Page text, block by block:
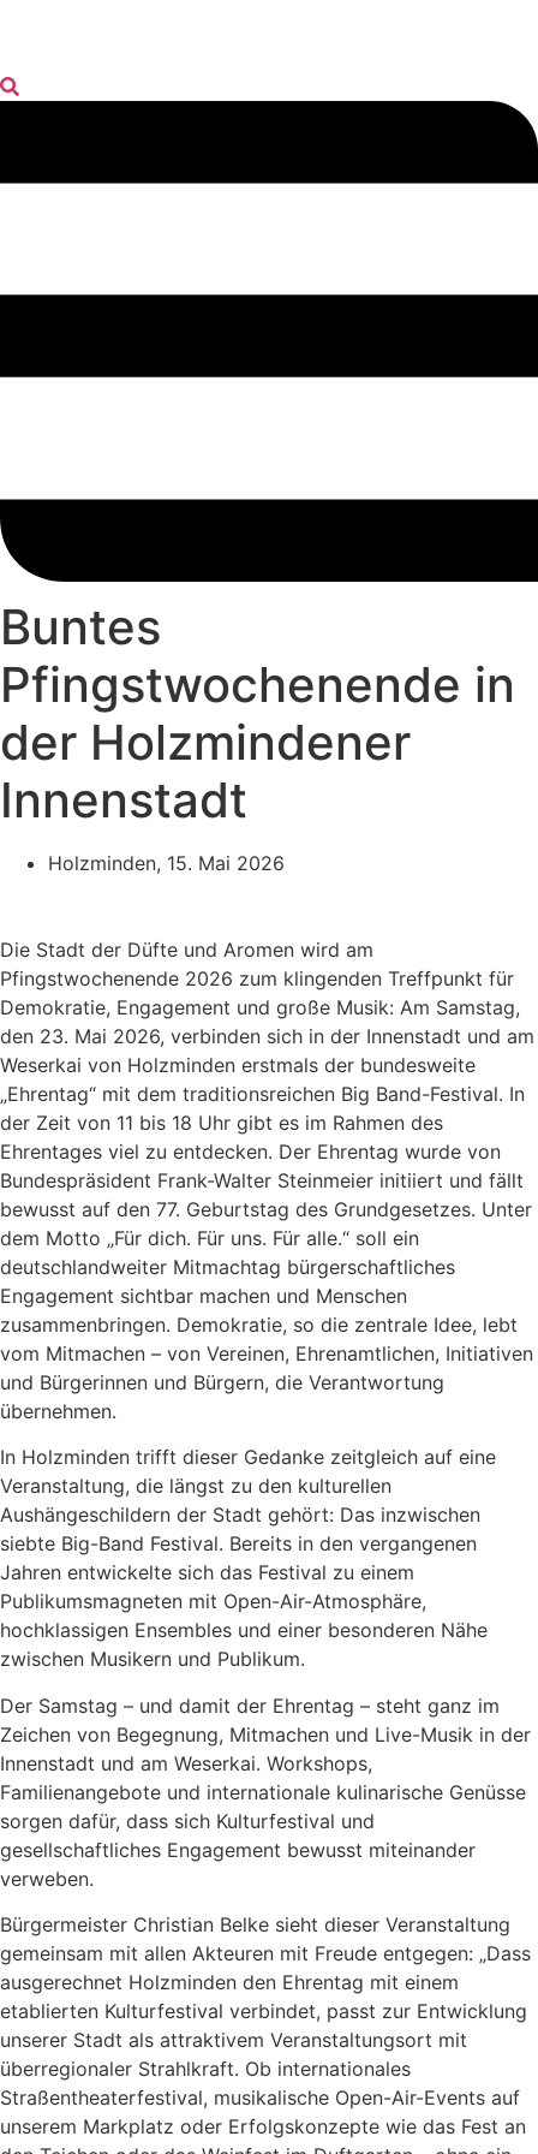
Buntes
Pfingstwochenende in
der Holzmindener
Innenstadt
Holzminden, 15. Mai 2026
Die Stadt der Düfte und Aromen wird am
Pfingstwochenende 2026 zum klingenden Treffpunkt für
Demokratie, Engagement und große Musik: Am Samstag,
den 23. Mai 2026, verbinden sich in der Innenstadt und am
Weserkai von Holzminden erstmals der bundesweite
„Ehrentag“ mit dem traditionsreichen Big Band-Festival. In
der Zeit von 11 bis 18 Uhr gibt es im Rahmen des
Ehrentages viel zu entdecken. Der Ehrentag wurde von
Bundespräsident Frank-Walter Steinmeier initiiert und fällt
bewusst auf den 77. Geburtstag des Grundgesetzes. Unter
dem Motto „Für dich. Für uns. Für alle.“ soll ein
deutschlandweiter Mitmachtag bürgerschaftliches
Engagement sichtbar machen und Menschen
zusammenbringen. Demokratie, so die zentrale Idee, lebt
vom Mitmachen – von Vereinen, Ehrenamtlichen, Initiativen
und Bürgerinnen und Bürgern, die Verantwortung
übernehmen.
In Holzminden trifft dieser Gedanke zeitgleich auf eine
Veranstaltung, die längst zu den kulturellen
Aushängeschildern der Stadt gehört: Das inzwischen
siebte Big-Band Festival. Bereits in den vergangenen
Jahren entwickelte sich das Festival zu einem
Publikumsmagneten mit Open-Air-Atmosphäre,
hochklassigen Ensembles und einer besonderen Nähe
zwischen Musikern und Publikum.
Der Samstag – und damit der Ehrentag – steht ganz im
Zeichen von Begegnung, Mitmachen und Live-Musik in der
Innenstadt und am Weserkai. Workshops,
Familienangebote und internationale kulinarische Genüsse
sorgen dafür, dass sich Kulturfestival und
gesellschaftliches Engagement bewusst miteinander
verweben.
Bürgermeister Christian Belke sieht dieser Veranstaltung
gemeinsam mit allen Akteuren mit Freude entgegen: „Dass
ausgerechnet Holzminden den Ehrentag mit einem
etablierten Kulturfestival verbindet, passt zur Entwicklung
unserer Stadt als attraktivem Veranstaltungsort mit
überregionaler Strahlkraft. Ob internationales
Straßentheaterfestival, musikalische Open-Air-Events auf
unserem Markplatz oder Erfolgskonzepte wie das Fest an